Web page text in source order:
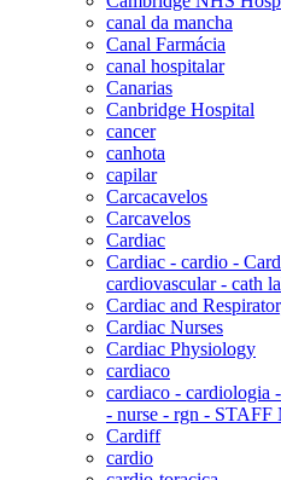
canal da mancha
Canal Farmácia
canal hospitalar
Canarias
Canbridge Hospital
cancer
canhota
capilar
Carcacavelos
Carcavelos
Cardiac
Cardiac - cardio -
cardiovascular - cath
Cardiac and
Cardiac Nurses
Cardiac Physiology
cardiaco
cardiaco - cardiologia
- nurse - rgn - STAFF
Cardiff
cardio